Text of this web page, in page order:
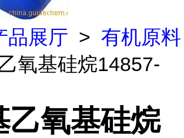
品展厅 > 有机原料
氧基硅烷14857-
乙氧基硅烷